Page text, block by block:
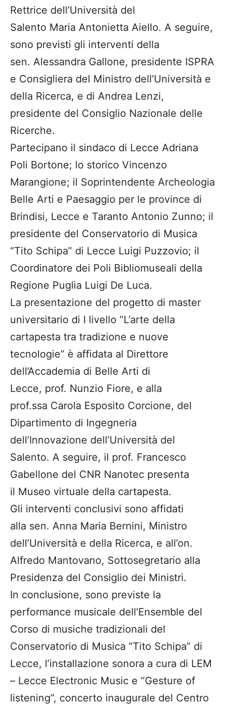
Rettrice dell’Università del
Salento Maria Antonietta Aiello. A seguire,
sono previsti gli interventi della
sen. Alessandra Gallone, presidente ISPRA
e Consigliera del Ministro dell’Università e
della Ricerca, e di Andrea Lenzi,
presidente del Consiglio Nazionale delle
Ricerche.
Partecipano il sindaco di Lecce Adriana
Poli Bortone; lo storico Vincenzo
Marangione; il Soprintendente Archeologia
Belle Arti e Paesaggio per le province di
Brindisi, Lecce e Taranto Antonio Zunno; il
presidente del Conservatorio di Musica
“Tito Schipa” di Lecce Luigi Puzzovio; il
Coordinatore dei Poli Bibliomuseali della
Regione Puglia Luigi De Luca.
La presentazione del progetto di master
universitario di I livello “L’arte della
cartapesta tra tradizione e nuove
tecnologie” è affidata al Direttore
dell’Accademia di Belle Arti di
Lecce, prof. Nunzio Fiore, e alla
prof.ssa Carola Esposito Corcione, del
Dipartimento di Ingegneria
dell’Innovazione dell’Università del
Salento. A seguire, il prof. Francesco
Gabellone del CNR Nanotec presenta
il Museo virtuale della cartapesta.
Gli interventi conclusivi sono affidati
alla sen. Anna Maria Bernini, Ministro
dell’Università e della Ricerca, e all’on.
Alfredo Mantovano, Sottosegretario alla
Presidenza del Consiglio dei Ministri.
In conclusione, sono previste la
performance musicale dell’Ensemble del
Corso di musiche tradizionali del
Conservatorio di Musica “Tito Schipa” di
Lecce, l’installazione sonora a cura di LEM
– Lecce Electronic Music e “Gesture of
listening”, concerto inaugurale del Centro